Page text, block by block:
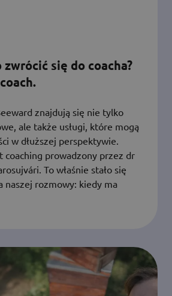
się do coacha?
znajdują się nie tylko
ale także usługi, które mogą
w dłuższej perspektywie.
coaching prowadzony przez dr
To właśnie stało się
naszej rozmowy: kiedy ma